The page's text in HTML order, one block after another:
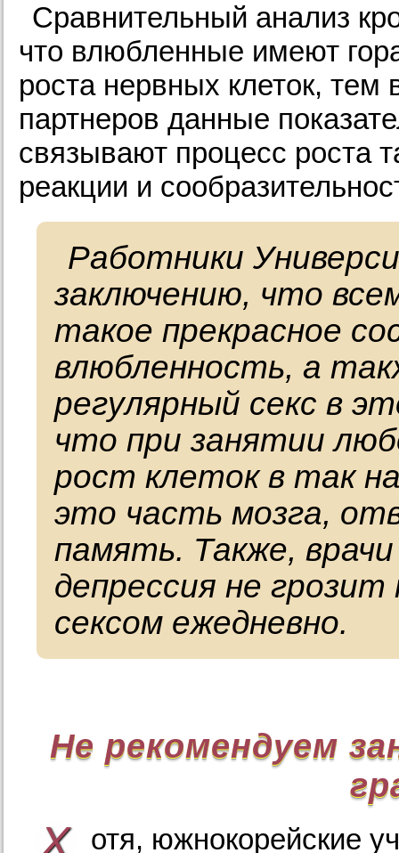
Сравнительный анализ
что влюбленные имеют
роста нервных клеток,
партнеров данные
связывают процесс роста
реакции и
Работники
заключению, что
такое прекрасное
влюбленность, а
регулярный секс в
что при занятии
рост клеток в так
это часть мозга,
память. Также,
депрессия не
сексом ежедневно.
Не рекомендуем
Х
отя, южнокорейские